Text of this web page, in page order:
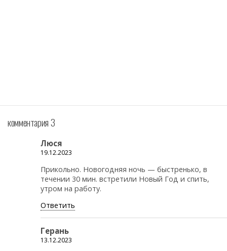
комментария 3
Люся
19.12.2023
Прикольно. Новогодняя ночь — быстренько, в
течении 30 мин. встретили Новый Год и спить,
утром на работу.
Ответить
Герань
13.12.2023